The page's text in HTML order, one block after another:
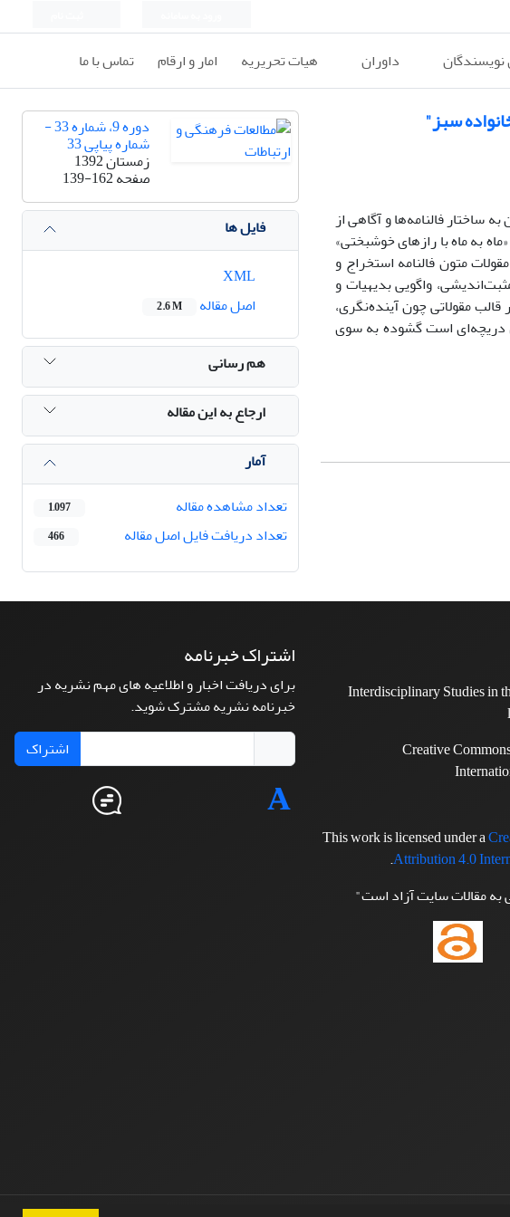
نویسندگان داوران هیات تحریریه امار و ارقام تماس با ما
سبز"
ساختار فالنامه‌ها و آگاهی از
به ماه با رازهای خوشبختی»
متون فالنامه استخراج و
واگویی بدیهیات و
مقولاتی چون آینده‌نگری،
دریچه‌ای است گشوده به سوی
دوره 9، شماره 33 -
شماره پیاپی 33
زمستان 1392
صفحه139-162
فایل ها
اصل مقاله
2.6 M
هم رسانی
ارجاع به این مقاله
آمار
تعداد مشاهده مقاله
1,097
تعداد دریافت فایل اصل مقاله 466
Interdisciplinary Studies in
Creative
This work is licensed under a
Attribution 4.0
.
مقالات سایت آزاد است"
اشتراک خبرنامه
برای دریافت اخبار و اطلاعیه های مهم نشریه در
خبرنامه نشریه مشترک شوید.
اشتراک